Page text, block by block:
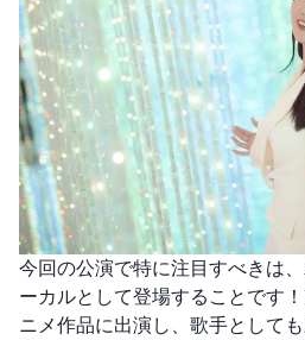
今回の公演で特に注目すべきは
ーカルとして登場することです
ニメ作品に出演し、歌手として